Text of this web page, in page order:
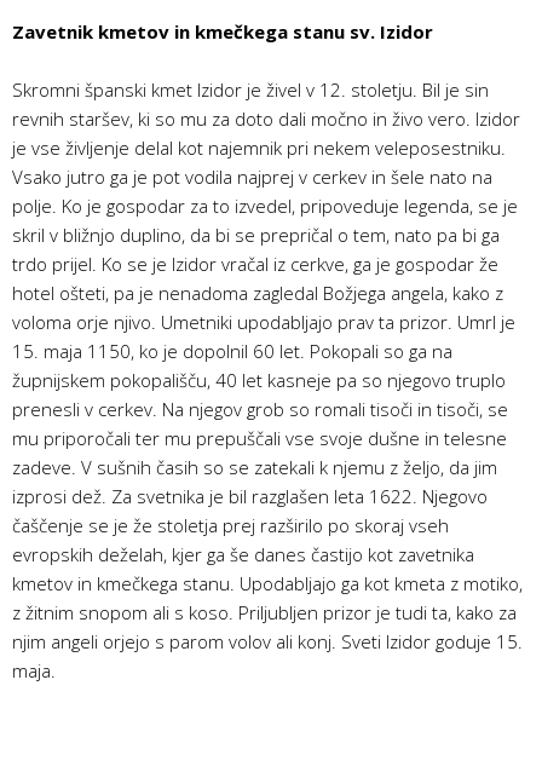
Zavetnik kmetov in kmečkega stanu sv. Izidor
Skromni španski kmet Izidor je živel v 12. stoletju. Bil je sin
revnih staršev, ki so mu za doto dali močno in živo vero. Izidor
je vse življenje delal kot najemnik pri nekem veleposestniku.
Vsako jutro ga je pot vodila najprej v cerkev in šele nato na
polje. Ko je gospodar za to izvedel, pripoveduje legenda, se je
skril v bližnjo duplino, da bi se prepričal o tem, nato pa bi ga
trdo prijel. Ko se je Izidor vračal iz cerkve, ga je gospodar že
hotel ošteti, pa je nenadoma zagledal Božjega angela, kako z
voloma orje njivo. Umetniki upodabljajo prav ta prizor. Umrl je
15. maja 1150, ko je dopolnil 60 let. Pokopali so ga na
župnijskem pokopališču, 40 let kasneje pa so njegovo truplo
prenesli v cerkev. Na njegov grob so romali tisoči in tisoči, se
mu priporočali ter mu prepuščali vse svoje dušne in telesne
zadeve. V sušnih časih so se zatekali k njemu z željo, da jim
izprosi dež. Za svetnika je bil razglašen leta 1622. Njegovo
čaščenje se je že stoletja prej razširilo po skoraj vseh
evropskih deželah, kjer ga še danes častijo kot zavetnika
kmetov in kmečkega stanu. Upodabljajo ga kot kmeta z motiko,
z žitnim snopom ali s koso. Priljubljen prizor je tudi ta, kako za
njim angeli orjejo s parom volov ali konj. Sveti Izidor goduje 15.
maja.